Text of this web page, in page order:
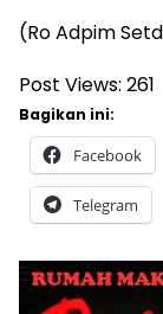
(Ro Adpim
Post Views: 261
Bagikan ini:
Facebook
Telegram